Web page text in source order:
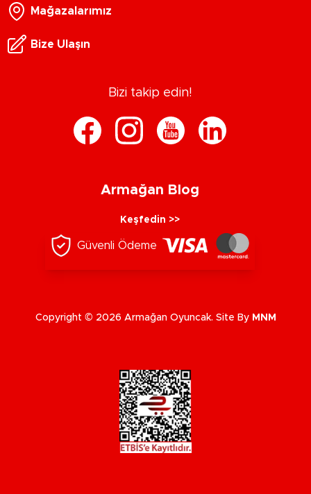
Mağazalarımız
Bize Ulaşın
Bizi takip edin!
Armağan Blog
Keşfedin >>
Güvenli Ödeme
Copyright © 2026 Armağan Oyuncak. Site By MNM